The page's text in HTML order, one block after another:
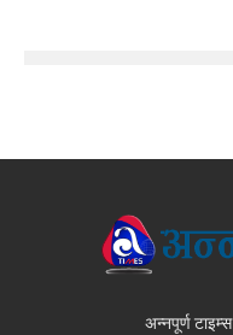
अन्नपूर्ण